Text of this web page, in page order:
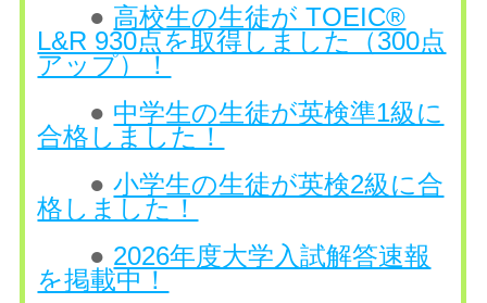
● 高校生の生徒が TOEIC®
L&R 930点を取得しました（300点
アップ）！
● 中学生の生徒が英検準1級に
合格しました！
●小学生の生徒が英検2級に合
格しました！
● 2026年度大学入試解答速報
を掲載中！